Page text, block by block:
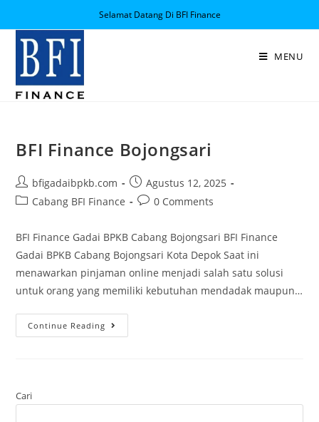
Selamat Datang Di BFI Finance
MENU
BFI Finance Bojongsari
bfigadaibpkb.com
Agustus 12, 2025
Cabang BFI Finance
0 Comments
BFI Finance Gadai BPKB Cabang Bojongsari BFI Finance
Gadai BPKB Cabang Bojongsari Kota Depok Saat ini
menawarkan pinjaman online menjadi salah satu solusi
untuk orang yang memiliki kebutuhan mendadak maupun…
Continue Reading
Cari